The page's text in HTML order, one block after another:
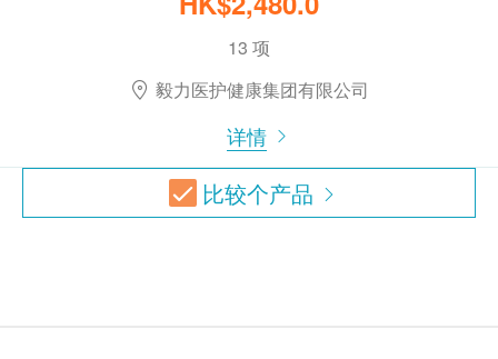
13 项
毅力医护健康集团有限公司
详情
比较个产品